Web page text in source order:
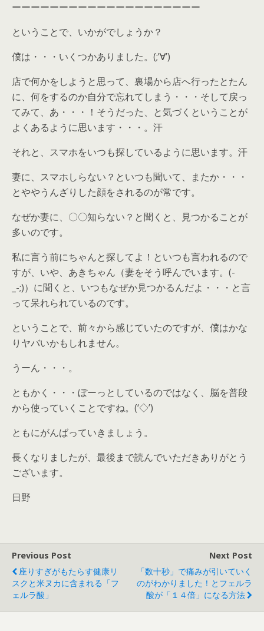
ーーーーーーーーーーーーーーーーーーーー
ということで、いかがでしょうか？
僕は・・・いくつかありました。(;’∀’)
店で何かをしようと思って、裏場から店へ行ったとたん
に、何をするのか自分で忘れてしまう・・・そして戻っ
てみて、あ・・・！そうだった、と気づくということが
よくあるように思います・・・。汗
それと、スマホをいつも探しているように思います。汗
妻に、スマホしらない？といつも聞いて、またか・・・
とややうんざりした顔をされるのが常です。
なぜか妻に、〇〇知らない？と聞くと、見つかることが
多いのです。
私に言う前にちゃんと探してよ！といつも言われるので
すが、いや、あきちゃん（妻をそう呼んでいます。(-
_-;)）に聞くと、いつもなぜか見つかるんだよ・・・と言
って呆れられているのです。
ということで、前々から感じていたのですが、僕はかな
りヤバいかもしれません。
うーん・・・。
ともかく・・・ぼーっとしているのではなく、脳を普段
から使っていくことですね。(‘◇’)ゞ
ともにがんばっていきましょう。
長くなりましたが、最後まで読んでいただきありがとう
ございます。
日野
Previous Post
座りすぎがもたらす健康リ
スクと米ヌカに含まれる「フ
ェルラ酸」
Next Post
「数十秒」で痛みが引いていく
のがわかりました！とフェルラ
酸が「１４倍」になる方法